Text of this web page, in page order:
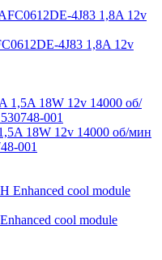
4J83 1,8A 12v
18W 12v 14000 об/мин
001
cool module